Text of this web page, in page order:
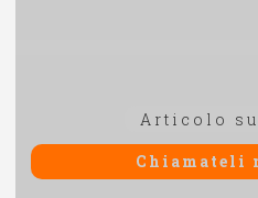
Articolo
Chiamateli